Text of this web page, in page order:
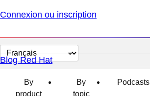
Connexion ou inscription
Changer
la
langue
Blog Red Hat
By
product
By
topic
Podcasts